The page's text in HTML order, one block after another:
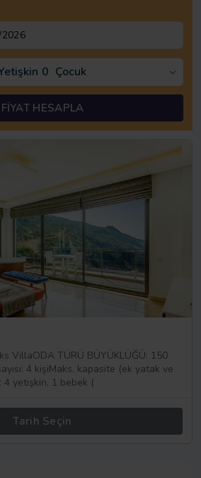
0 Çocuk
FİYAT HESAPLA
VillaODA TÜRÜ BÜYÜKLÜĞÜ: 150
4 kişiMaks. kapasite (ek yatak ve
4 yetişkin, 1 bebek (
Tarih Seçin